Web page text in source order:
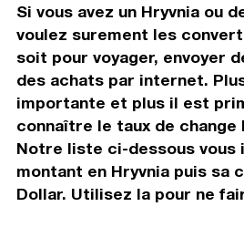
Si vous avez un Hryvnia ou
voulez surement les
soit pour voyager, envoyer
des achats par internet.
importante et plus il est
connaître le taux de change
Notre liste ci-dessous vous
montant en Hryvnia puis sa
Dollar. Utilisez la pour ne